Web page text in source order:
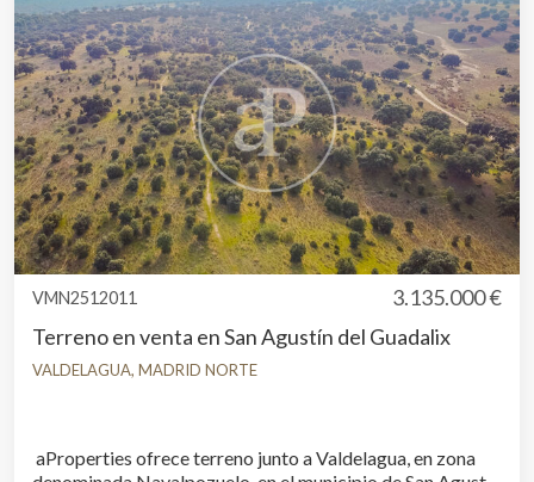
VMN2512011
3.135.000 €
Terreno en venta en San Agustín del Guadalix
VALDELAGUA, MADRID NORTE
aProperties ofrece terreno junto a Valdelagua, en zona
Estas cookies son utilizadas para almacenar información
sobre las preferencias y elecciones personales del usuario
a través de la observación continuada de sus hábitos de
navegación. Gracias a ellas, podemos conocer los hábitos
de navegación en el sitio web y mostrar publicidad
relacionada con el perfil de navegación del usuario.